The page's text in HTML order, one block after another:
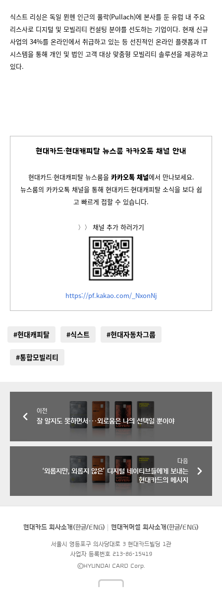
식스트 리싱은 독일 뮌헨 인근의 풀락(Pullach)에 본사를 둔 유럽 내 주요
리스사로 디지털 및 모빌리티 컨설팅 분야를 선도하는 기업이다. 현재 신규
사업의 34%를 온라인에서 취급하고 있는 등 선진적인 온라인 플랫폼과 IT
시스템을 통해 개인 및 법인 고객 대상 맞춤형 모빌리티 솔루션을 제공하고
있다.
현대카드∙현대캐피탈 뉴스룸 카카오톡 채널 안내
현대카드∙현대캐피탈 뉴스룸을 카카오톡 채널에서 만나보세요.
뉴스룸의 카카오톡 채널을 통해 현대카드∙현대캐피탈 소식을 보다 쉽
고 빠르게 접할 수 있습니다.
〉〉 채널 추가 하러가기
https://pf.kakao.com/_NxonNj
#현대캐피탈 #식스트 #현대자동차그룹
#통합모빌리티
이전
잘 알지도 못하면서···외로움은 나의 선택일 뿐이야
다음
‘외롭지만, 외롭지 않은’ 디지털 네이티브들에게 보내는
현대카드의 메시지
현대카드 회사소개(한글/ENG) 현대커머셜 회사소개(한글/ENG)
서울시 영등포구 의사당대로 3 현대카드빌딩 1관
사업자 등록번호 213-86-15419
©HYUNDAI CARD Corp.